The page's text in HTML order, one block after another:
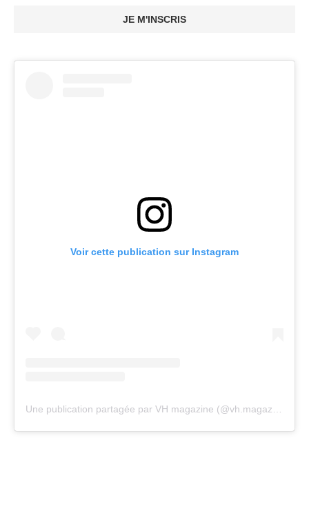
JE M'INSCRIS
Voir cette publication sur Instagram